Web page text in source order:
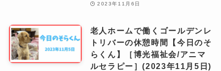
2023年11月6日
老人ホームで働くゴールデンレ
トリバーの休憩時間【今日のそ
らくん】［博光福祉会/アニマ
ルセラピー］(2023年11月5日)